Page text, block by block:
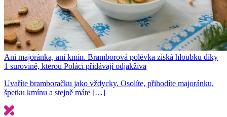
Ani majoránka, ani kmín. Bramborová polévka získá hloubku díky
1 surovině, kterou Poláci přidávají odjakživa
Uvaříte bramboračku jako vždycky. Osolíte, přihodíte majoránku,
špetku kmínu a stejně máte […]